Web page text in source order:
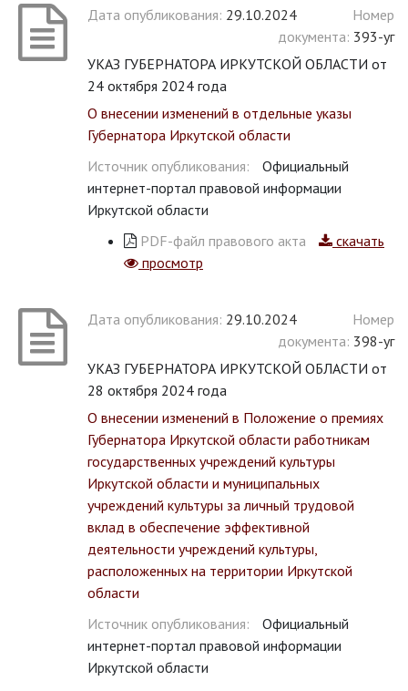
Дата опубликования: 29.10.2024
Номер
документа: 393-уг
УКАЗ ГУБЕРНАТОРА ИРКУТСКОЙ ОБЛАСТИ от
24 октября 2024 года
О внесении изменений в отдельные указы
Губернатора Иркутской области
Источник опубликования:
Официальный
интернет-портал правовой информации
Иркутской области
PDF-файл правового акта
скачать
просмотр
Дата опубликования: 29.10.2024
Номер
документа: 398-уг
УКАЗ ГУБЕРНАТОРА ИРКУТСКОЙ ОБЛАСТИ от
28 октября 2024 года
О внесении изменений в Положение о премиях
Губернатора Иркутской области работникам
государственных учреждений культуры
Иркутской области и муниципальных
учреждений культуры за личный трудовой
вклад в обеспечение эффективной
деятельности учреждений культуры,
расположенных на территории Иркутской
области
Источник опубликования:
Официальный
интернет-портал правовой информации
Иркутской области